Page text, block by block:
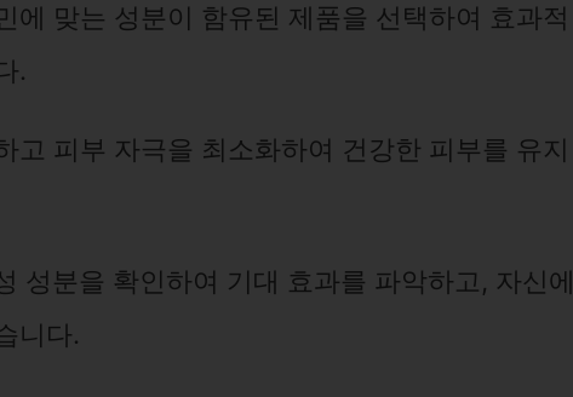
에 맞는 성분이 함유된 제품을 선택하여 효과적
.
고 피부 자극을 최소화하여 건강한 피부를 유지
성분을 확인하여 기대 효과를 파악하고, 자신에
니다.